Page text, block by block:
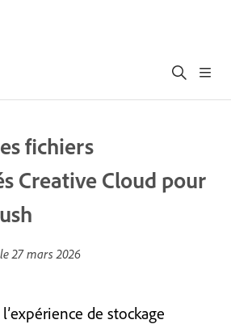
fichiers
Creative Cloud pour
le27 mars 2026
de stockage